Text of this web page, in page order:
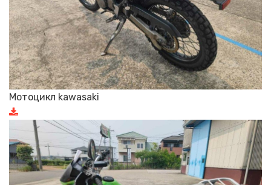
Мотоцикл kawasaki